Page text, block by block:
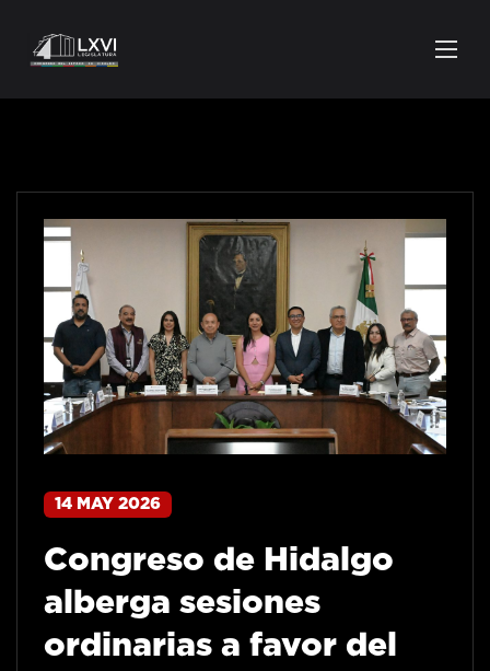
14 MAY 2026
Congreso de Hidalgo
alberga sesiones
ordinarias a favor del